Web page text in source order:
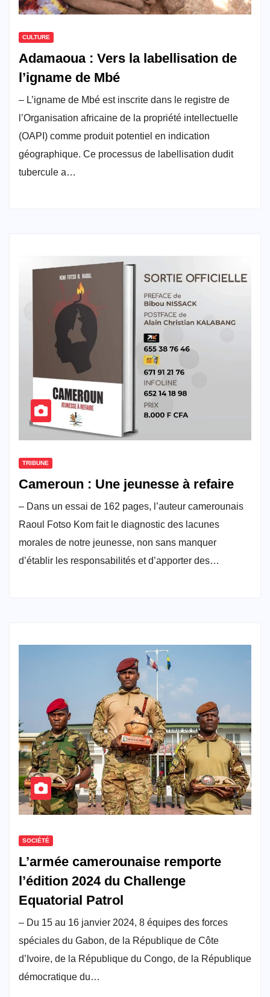
CULTURE
Adamaoua : Vers la labellisation de
l’igname de Mbé
– L’igname de Mbé est inscrite dans le registre de
l’Organisation africaine de la propriété intellectuelle
(OAPI) comme produit potentiel en indication
géographique. Ce processus de labellisation dudit
tubercule a…
TRIBUNE
Cameroun : Une jeunesse à refaire
– Dans un essai de 162 pages, l’auteur camerounais
Raoul Fotso Kom fait le diagnostic des lacunes
morales de notre jeunesse, non sans manquer
d’établir les responsabilités et d’apporter des…
SOCIÉTÉ
L’armée camerounaise remporte
l’édition 2024 du Challenge
Equatorial Patrol
– Du 15 au 16 janvier 2024, 8 équipes des forces
spéciales du Gabon, de la République de Côte
d’Ivoire, de la République du Congo, de la République
démocratique du…